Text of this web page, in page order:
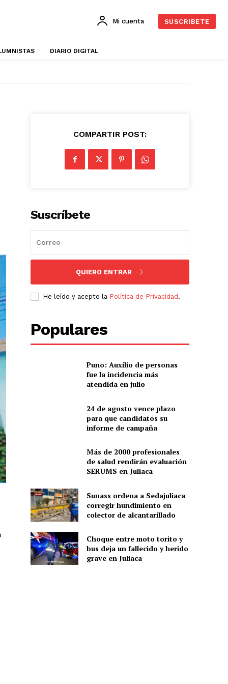
Mi cuenta SUSCRIBETE
DIARIO DIGITAL
COMPARTIR POST:
Suscríbete
QUIERO ENTRAR
He leído y acepto la Política de Privacidad .
Populares
Puno: Auxilio de personas
fue la incidencia más
atendida en julio
24 de agosto vence plazo
para que candidatos su
informe de campaña
Más de 2000 profesionales
de salud rendirán evaluación
SERUMS en Juliaca
Sunass ordena a Sedajuliaca
corregir hundimiento en
colector de alcantarillado
Choque entre moto torito y
bus deja un fallecido y herido
grave en Juliaca